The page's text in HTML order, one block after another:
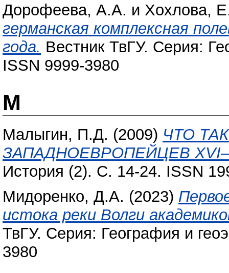
Дорофеева, А.А. и Хохлова,
германская комплексная
года. Вестник ТвГУ. Серия:
ISSN 9999-3980
М
Малыгин, П.Д. (2009) ЧТО
ЗАПАДНОЕВРОПЕЙЦЕВ
История (2). С. 14-24. ISSN
Мидоренко, Д.А. (2023)
истока реки Волги
ТвГУ. Серия: География и
3980